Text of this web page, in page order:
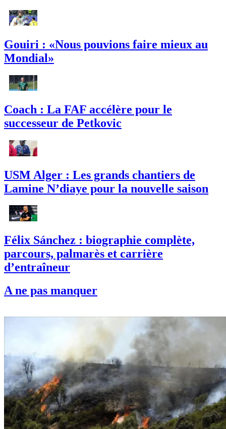
Gouiri : «Nous pouvions faire mieux au
Mondial»
Coach : La FAF accélère pour le
successeur de Petkovic
USM Alger : Les grands chantiers de
Lamine N’diaye pour la nouvelle saison
Félix Sánchez : biographie complète,
parcours, palmarès et carrière
d’entraîneur
A ne pas manquer